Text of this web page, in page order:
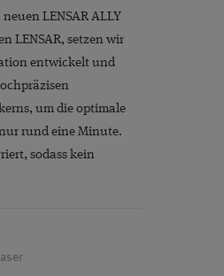
LENSAR ALLY
LENSAR, setzen wir
entwickelt und
um die optimale
rund eine Minute.
sodass kein